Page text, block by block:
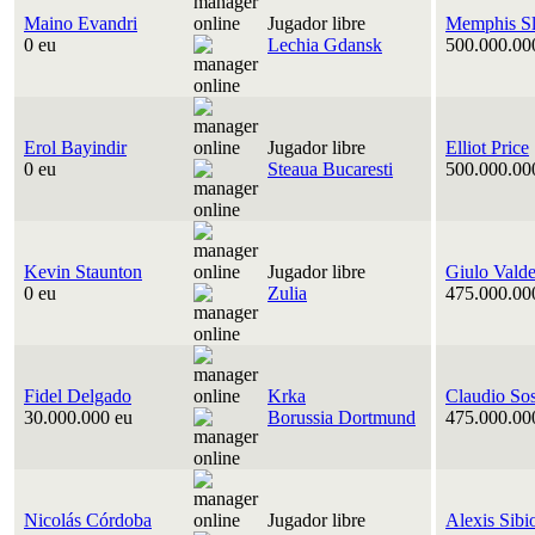
Maino Evandri
0 eu
Jugador libre
Lechia Gdansk
Memphis
Erol Bayindir
0 eu
Jugador libre
Steaua Bucaresti
Elliot Price
Kevin Staunton
0 eu
Jugador libre
Zulia
Giulo
Fidel Delgado
30.000.000 eu
Krka
Borussia Dortmund
Claudio
Nicolás Córdoba
Jugador libre
Alexis